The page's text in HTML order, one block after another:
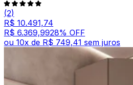
(2)
R$ 10.491,74
R$ 6.369,9928% OFF
ou 10x de R$ 749,41 sem juros